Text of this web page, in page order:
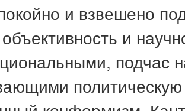
и взвешено
и
подчас